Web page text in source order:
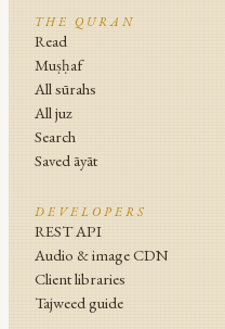
THE QURAN
Read
Muṣḥaf
All sūrahs
All juz
Search
Saved āyāt
DEVELOPERS
REST API
Audio & image CDN
Client libraries
Tajweed guide